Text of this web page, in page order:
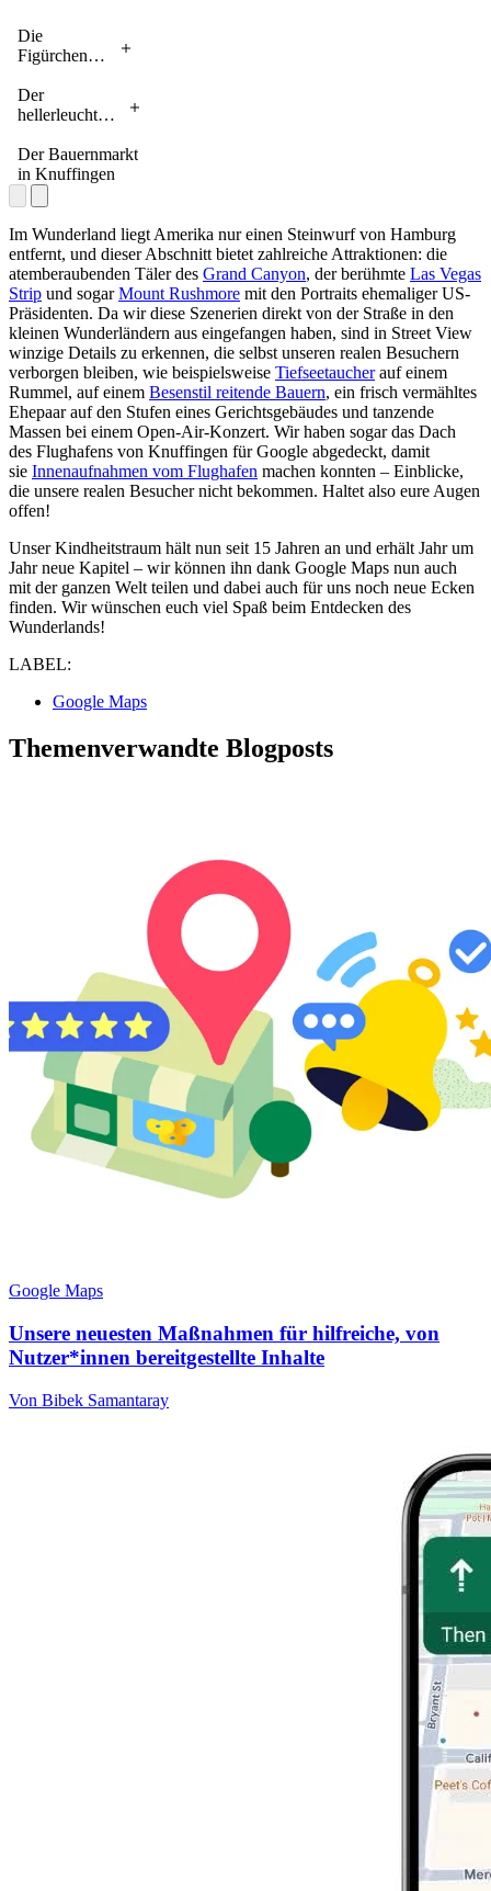
Die
Figürchen
Wunderlands
nehmen an
teil – und wo
geht das
besser als in
der
Nachbildung
des
Hamburger
Hafens?
Der
hellerleuchtete
Strip bei
Nacht im
Hamburger
Miniatur
Wunderland.
Der Bauernmarkt
in Knuffingen
Im Wunderland liegt Amerika nur einen Steinwurf von Hamburg
entfernt, und dieser Abschnitt bietet zahlreiche Attraktionen: die
atemberaubenden Täler des Grand Canyon, der berühmte Las Vegas
Strip und sogarMount Rushmore mit den Portraits ehemaliger US-
Präsidenten. Da wir diese Szenerien direkt von der Straße in den
kleinen Wunderländern aus eingefangen haben, sind in Street View
winzige Details zu erkennen, die selbst unseren realen Besuchern
verborgen bleiben, wie beispielsweise Tiefseetaucherauf einem
Rummel, auf einem Besenstil reitende Bauern, ein frisch vermähltes
Ehepaar auf den Stufen eines Gerichtsgebäudes und tanzende
Massen bei einem Open-Air-Konzert. Wir haben sogar das Dach
des Flughafens von Knuffingen für Google abgedeckt, damit
sie Innenaufnahmen vom Flughafen machen konnten ‒ Einblicke,
die unsere realen Besucher nicht bekommen. Haltet also eure Augen
offen!
Unser Kindheitstraum hält nun seit 15 Jahren an und erhält Jahr um
Jahr neue Kapitel ‒ wir können ihn dank Google Maps nun auch
mit der ganzen Welt teilen und dabei auch für uns noch neue Ecken
finden. Wir wünschen euch viel Spaß beim Entdecken des
Wunderlands!
LABEL:
Google Maps
Themenverwandte Blogposts
Google Maps
Unsere neuesten Maßnahmen für hilfreiche, von
Nutzer*innen bereitgestellte Inhalte
Von Bibek Samantaray